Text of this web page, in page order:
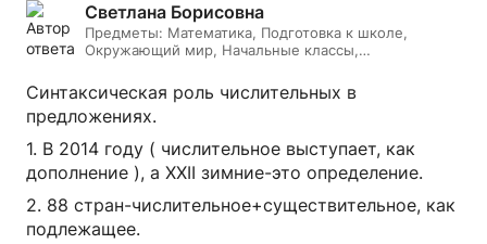
Светлана Борисовна
Предметы: Математика, Подготовка к школе,
Окружающий мир, Начальные классы,
Синтаксическая роль числительных в
предложениях.
1. В 2014 году ( числительное выступает, как
дополнение ), а XXII зимние-это определение.
2. 88 стран-числительное+существительное, как
подлежащее.